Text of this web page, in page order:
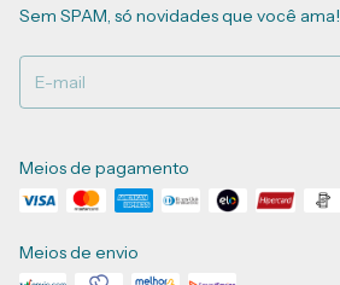
Sem SPAM, só novidades que você ama!
Meios de pagamento
Meios de envio